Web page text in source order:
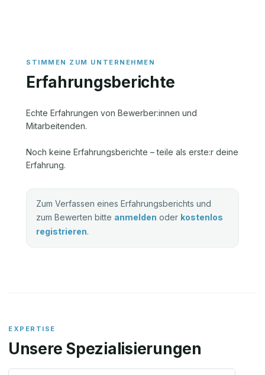
Erfahrungsberichte
Echte Erfahrungen von Bewerber:innen und
Mitarbeitenden.
Noch keine Erfahrungsberichte – teile als erste:r deine
Erfahrung.
Zum Verfassen eines Erfahrungsberichts und
zum Bewerten bitte anmelden oder kostenlos
registrieren.
EXPERTISE
Unsere Spezialisierungen